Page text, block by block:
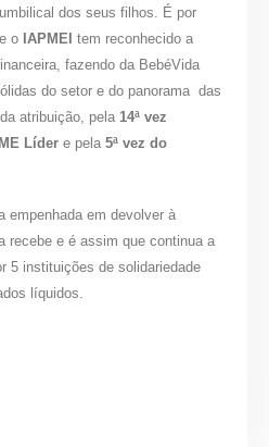
dos seus filhos. É por
o IAPMEI tem reconhecido a
fazendo da BebéVida
do setor e do panorama das
atribuição, pela 14ª vez
Líder e pela 5ª vez do
empenhada em devolver à
recebe e é assim que continua a
5 instituições de solidariedade
líquidos.